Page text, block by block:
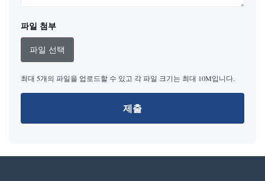
파일 첨부
파일 선택
최대 5개의 파일을 업로드할 수 있고 각 파일 크기는 최대 10M입니다.
제출